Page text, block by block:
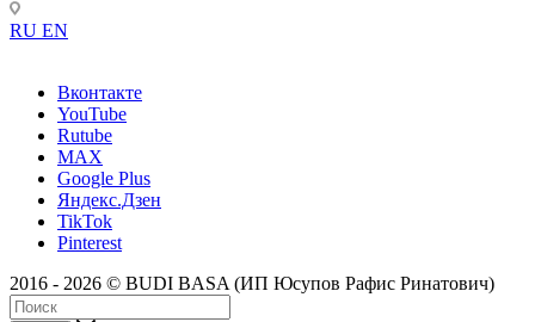
RU EN
Вконтакте
YouTube
Rutube
MAX
Google Plus
Яндекс.Дзен
TikTok
Pinterest
2016 - 2026 © BUDI BASA (ИП Юсупов Рафис Ринатович)